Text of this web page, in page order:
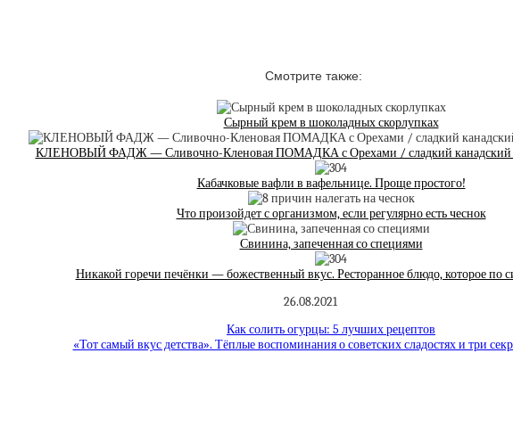
Смотрите также:
Сырный крем в шоколадных скорлупках
КЛЕНОВЫЙ ФАДЖ — Сливочно-Кленовая ПОМАДКА с Орехами / сладкий канадский
Кабачковые вафли в вафельнице. Проще простого!
Что произойдет с организмом, если регулярно есть чеснок
Свинина, запеченная со специями
Никакой горечи печёнки — божественный вкус. Ресторанное блюдо, которое по
26.08.2021
Как солить огурцы: 5 лучших рецептов
«Тот самый вкус детства». Тёплые воспоминания о советских сладостях и три